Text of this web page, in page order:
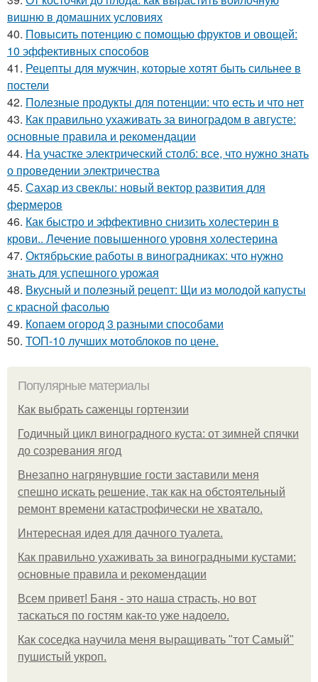
вишню в домашних условиях
40. Повысить потенцию с помощью фруктов и овощей:
10 эффективных способов
41. Рецепты для мужчин, которые хотят быть сильнее в
постели
42. Полезные продукты для потенции: что есть и что нет
43. Как правильно ухаживать за виноградом в августе:
основные правила и рекомендации
44. На участке электрический столб: все, что нужно знать
о проведении электричества
45. Сахар из свеклы: новый вектор развития для
фермеров
46. Как быстро и эффективно снизить холестерин в
крови.. Лечение повышенного уровня холестерина
47. Октябрьские работы в виноградниках: что нужно
знать для успешного урожая
48. Вкусный и полезный рецепт: Щи из молодой капусты
с красной фасолью
49. Копаем огород 3 разными способами
50. ТОП-10 лучших мотоблоков по цене.
Популярные материалы
Как выбрать саженцы гортензии
Годичный цикл виноградного куста: от зимней спячки
до созревания ягод
Внезапно нагрянувшие гости заставили меня
спешно искать решение, так как на обстоятельный
ремонт времени катастрофически не хватало.
Интересная идея для дачного туалета.
Как правильно ухаживать за виноградными кустами:
основные правила и рекомендации
Всем привет! Баня - это наша страсть, но вот
таскаться по гостям как-то уже надоело.
Как соседка научила меня выращивать "тот Самый"
пушистый укроп.